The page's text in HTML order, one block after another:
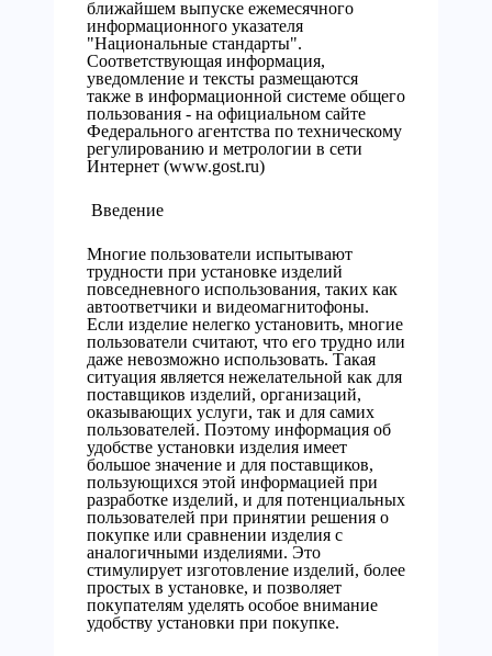
ближайшем выпуске ежемесячного
информационного указателя
"Национальные стандарты".
Соответствующая информация,
уведомление и тексты размещаются
также в информационной системе общего
пользования - на официальном сайте
Федерального агентства по техническому
регулированию и метрологии в сети
Интернет (www.gost.ru)
Введение
Многие пользователи испытывают
трудности при установке изделий
повседневного использования, таких как
автоответчики и видеомагнитофоны.
Если изделие нелегко установить, многие
пользователи считают, что его трудно или
даже невозможно использовать. Такая
ситуация является нежелательной как для
поставщиков изделий, организаций,
оказывающих услуги, так и для самих
пользователей. Поэтому информация об
удобстве установки изделия имеет
большое значение и для поставщиков,
пользующихся этой информацией при
разработке изделий, и для потенциальных
пользователей при принятии решения о
покупке или сравнении изделия с
аналогичными изделиями. Это
стимулирует изготовление изделий, более
простых в установке, и позволяет
покупателям уделять особое внимание
удобству установки при покупке.